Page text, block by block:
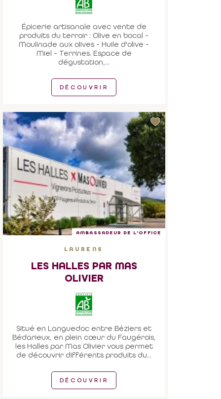
Épicerie artisanale avec vente de
produits du terroir : Olive en bocal -
Moulinade aux olives - Huile d'olive -
Miel - Terrines. Espace de
dégustation,...
DÉCOUVRIR
AMBASSADEUR DE L'OFFICE
LAURENS
LES HALLES PAR MAS
OLIVIER
Situé en Languedoc entre Béziers et
Bédarieux, en plein cœur du Faugérois,
les Halles par Mas Olivier vous permet
de découvrir différents produits du...
DÉCOUVRIR